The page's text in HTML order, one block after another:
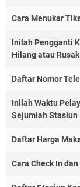
Cara Menukar
Inilah Pengganti
Hilang atau Rusak
Daftar Nomor
Inilah Waktu
Sejumlah Stasiun
Daftar Harga
Cara Check In